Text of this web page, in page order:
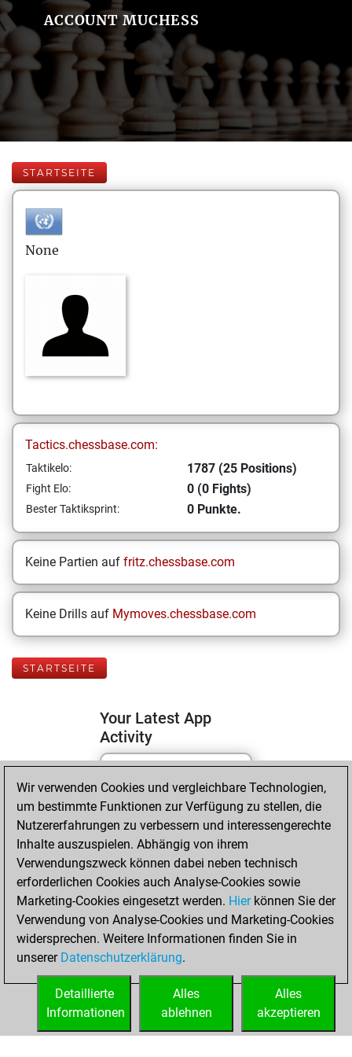
ACCOUNT MUCHESS
STARTSEITE
None
Tactics.chessbase.com:
Taktikelo: 1787 (25 Positions)
Fight Elo: 0 (0 Fights)
Bester Taktiksprint: 0 Punkte.
Keine Partien auf fritz.chessbase.com
Keine Drills auf Mymoves.chessbase.com
STARTSEITE
Your Latest App
Activity
Dienstag, April 21,
2026
You totalled 25
tactics positions
Tactics
You
solved 20 tactics
positions
You achieved
tactics positions
Wir verwenden Cookies und vergleichbare Technologien,
um bestimmte Funktionen zur Verfügung zu stellen, die
Nutzererfahrungen zu verbessern und interessengerechte
Inhalte auszuspielen. Abhängig von ihrem
Verwendungszweck können dabei neben technisch
erforderlichen Cookies auch Analyse-Cookies sowie
Marketing-Cookies eingesetzt werden. Hierkönnen Sie der
Verwendung von Analyse-Cookies und Marketing-Cookies
widersprechen. Weitere Informationen finden Sie in
unserer Datenschutzerklärung.
Alles
akzeptieren
Alles
ablehnen
Detaillierte
Informationen